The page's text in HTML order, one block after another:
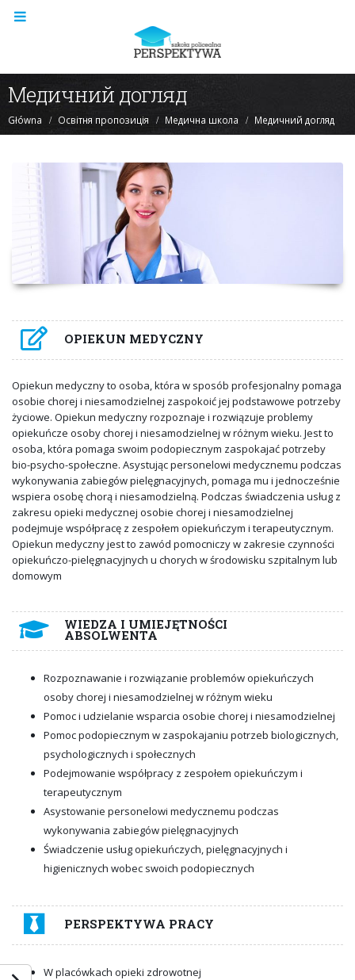
Медичний догляд
Główna Освітня пропозиція Медична школа Медичний догляд
OPIEKUN MEDYCZNY
Opiekun medyczny to osoba, która w sposób profesjonalny pomaga
osobie chorej i niesamodzielnej zaspokoić jej podstawowe potrzeby
życiowe. Opiekun medyczny rozpoznaje i rozwiązuje problemy
opiekuńcze osoby chorej i niesamodzielnej w różnym wieku. Jest to
osoba, która pomaga swoim podopiecznym zaspokajać potrzeby
bio-psycho-społeczne. Asystując personelowi medycznemu podczas
wykonywania zabiegów pielęgnacyjnych, pomaga mu i jednocześnie
wspiera osobę chorą i niesamodzielną. Podczas świadczenia usług z
zakresu opieki medycznej osobie chorej i niesamodzielnej
podejmuje współpracę z zespołem opiekuńczym i terapeutycznym.
Opiekun medyczny jest to zawód pomocniczy w zakresie czynności
opiekuńczo-pielęgnacyjnych u chorych w środowisku szpitalnym lub
domowym
WIEDZA I UMIEJĘTNOŚCI
ABSOLWENTA
Rozpoznawanie i rozwiązanie problemów opiekuńczych
osoby chorej i niesamodzielnej w różnym wieku
Pomoc i udzielanie wsparcia osobie chorej i niesamodzielnej
Pomoc podopiecznym w zaspokajaniu potrzeb biologicznych,
psychologicznych i społecznych
Podejmowanie współpracy z zespołem opiekuńczym i
terapeutycznym
Asystowanie personelowi medycznemu podczas
wykonywania zabiegów pielęgnacyjnych
Świadczenie usług opiekuńczych, pielęgnacyjnych i
higienicznych wobec swoich podopiecznych
PERSPEKTYWA PRACY
W placówkach opieki zdrowotnej